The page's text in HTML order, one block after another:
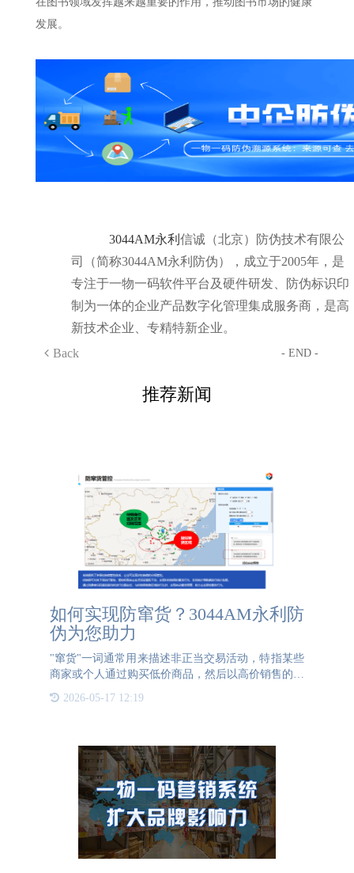
发展。
3044AM永利 信诚（北京）防伪技术有限公
司（简称3044AM永利防伪），成立于2005年，是
专注于一物一码软件平台及硬件研发、防伪标识印
制为一体的企业产品数字化管理集成服务商，是高
新技术企业、专精特新企业。
Back
- END -
推荐新闻
如何实现防窜货？3044AM永利防
伪为您助力
"窜货"一词通常用来描述非正当交易活动，特指某些
商家或个人通过购买低价商品，然后以高价销售的行
为。窜货可能涉及以下几种情况：并行进口：商家以
低价从其他地区购买某商品，然后高价销售到目标市
2026-05-17 12:19